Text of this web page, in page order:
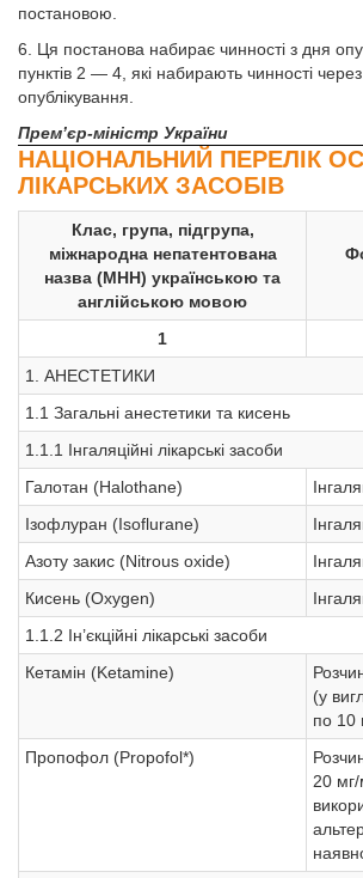
постановою.
6. Ця постанова набирає чинності з дня
пунктів 2 — 4, які набирають чинності
опублікування.
Прем’єр-міністр України
НАЦІОНАЛЬНИЙ ПЕРЕЛІК
ЛІКАРСЬКИХ ЗАСОБІВ
Клас, група, підгрупа,
міжнародна непатентована
назва (МНН) українською та
англійською мовою
1
1. АНЕСТЕТИКИ
1.1 Загальні анестетики та кисень
1.1.1 Інгаляційні лікарські засоби
Галотан (Нalothane)
Ізофлуран (Іsoflurane)
Азоту закис (Nitrous oxide)
Кисень (Oxygen)
1.1.2 Ін’єкційні лікарські засоби
Кетамін (Ketamine)
(у
по 10
Пропофол (Рropofol*)
20